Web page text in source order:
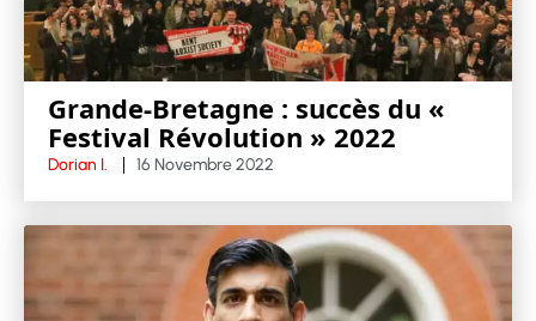
Grande-Bretagne : succès du «
Festival Révolution » 2022
Dorian I. 16 Novembre 2022